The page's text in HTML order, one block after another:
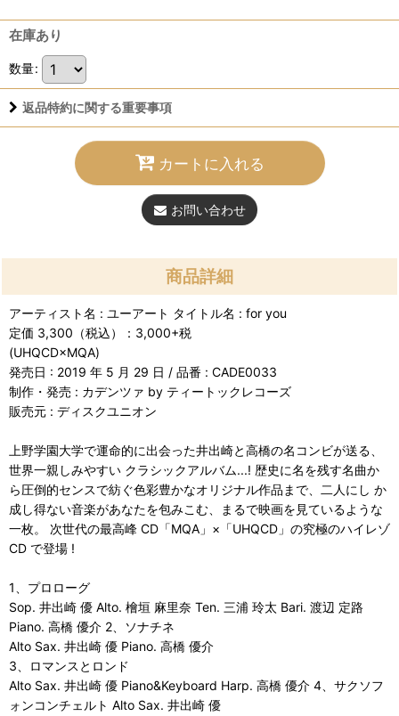
在庫あり
数量:
返品特約に関する重要事項
カートに入れる
お問い合わせ
商品詳細
アーティスト名 : ユーアート タイトル名 : for you
定価 3,300（税込）：3,000+税
(UHQCD×MQA)
発売日 : 2019 年 5 月 29 日 / 品番 : CADE0033
制作・発売 : カデンツァ by ティートックレコーズ
販売元 : ディスクユニオン
上野学園大学で運命的に出会った井出崎と高橋の名コンビが送る、
世界一親しみやすい クラシックアルバム...! 歴史に名を残す名曲か
ら圧倒的センスで紡ぐ色彩豊かなオリジナル作品まで、二人にし か
成し得ない音楽があなたを包みこむ、まるで映画を見ているような
一枚。 次世代の最高峰 CD「MQA」×「UHQCD」の究極のハイレゾ
CD で登場 !
1、プロローグ
Sop. 井出崎 優 Alto. 檜垣 麻里奈 Ten. 三浦 玲太 Bari. 渡辺 定路
Piano. 高橋 優介 2、ソナチネ
Alto Sax. 井出崎 優 Piano. 高橋 優介
3、ロマンスとロンド
Alto Sax. 井出崎 優 Piano&Keyboard Harp. 高橋 優介 4、サクソフ
ォンコンチェルト Alto Sax. 井出崎 優